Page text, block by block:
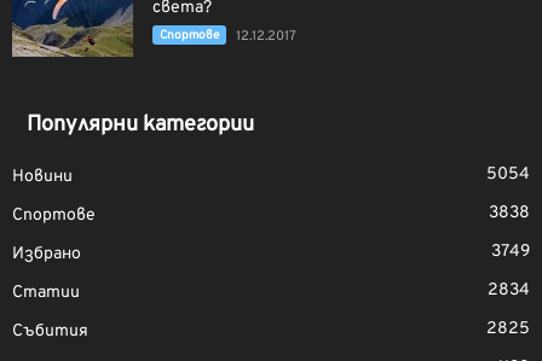
света?
Спортове 12.12.2017
Популярни категории
Новини
5054
Спортове
3838
Избрано
3749
Статии
2834
Събития
2825